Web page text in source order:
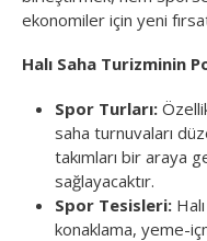
ekonomiler için yeni
Halı Saha Turizminin
Spor Turları:
saha turnuvaları
takımları bir araya
sağlayacaktır.
Spor Tesisleri:
konaklama, yeme-